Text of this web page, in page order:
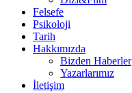
Felsefe
Psikoloji
Tarih
Hakkımızda
Bizden Haberler
Yazarlarımız
İletişim